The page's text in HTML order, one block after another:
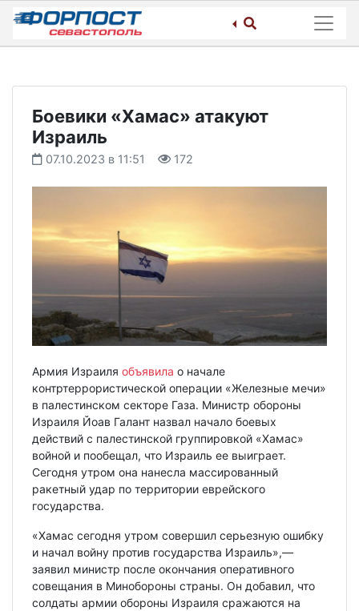
Skip
content
Боевики «Хамас» атакуют
Израиль
07.10.2023 в 11:51 172
Армия Израиля объявила о начале
контртеррористической операции «Железные мечи»
в палестинском секторе Газа. Министр обороны
Израиля Йоав Галант назвал начало боевых
действий с палестинской группировкой «Хамас»
войной и пообещал, что Израиль ее выиграет.
Сегодня утром она нанесла массированный
ракетный удар по территории еврейского
государства.
«Хамас сегодня утром совершил серьезную ошибку
и начал войну против государства Израиль»,—
заявил министр после окончания оперативного
совещания в Минобороны страны. Он добавил, что
солдаты армии обороны Израиля сражаются на